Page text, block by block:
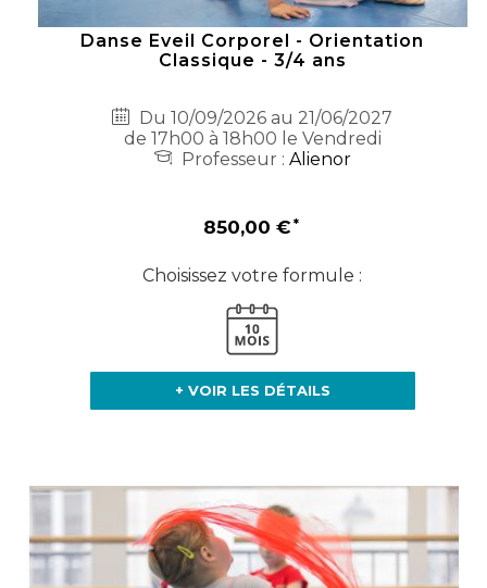
Danse Eveil Corporel - Orientation
Classique - 3/4 ans
Du 10/09/2026 au 21/06/2027
de 17h00 à 18h00 le Vendredi
Professeur : Alienor
850,00 €
Choisissez votre formule :
+ VOIR LES DÉTAILS